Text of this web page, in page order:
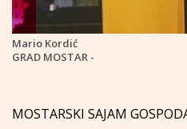
Mario Kordić
GRAD MOSTAR -
MOSTARSKI SAJAM